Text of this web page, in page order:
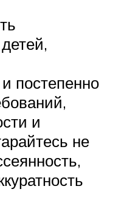
постепенно
и
не